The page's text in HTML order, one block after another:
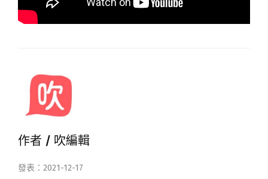
作者 / 吹編輯
發表：2021-12-17